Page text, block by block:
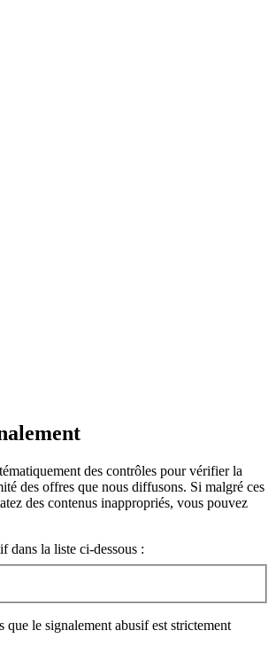
des contrôles pour vérifier la
des offres que nous diffusons. Si malgré ces
des contenus inappropriés, vous pouvez
dans la liste ci-dessous :
que le signalement abusif est strictement